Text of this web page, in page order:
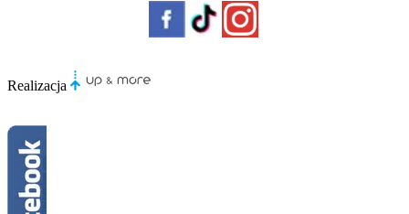
Realizacja